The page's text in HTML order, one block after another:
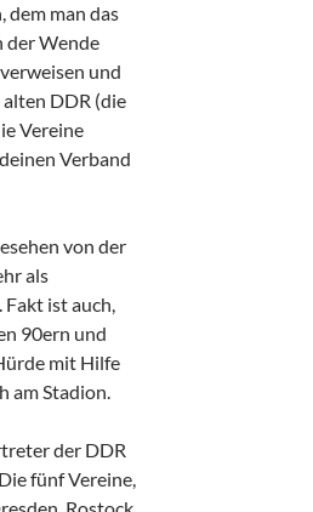
dem man das
der Wende
und
DDR (die
Vereine
Verband
von der
als
ist auch,
90ern und
mit Hilfe
am Stadion.
der DDR
fünf Vereine,